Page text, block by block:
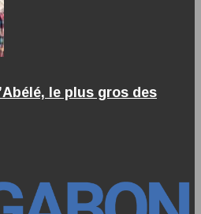
le plus gros des